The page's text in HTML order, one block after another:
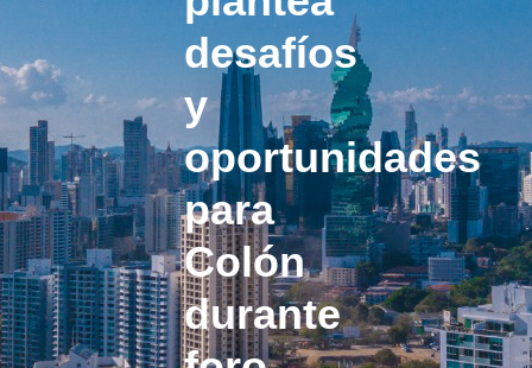
desafíos
y
oportunidades
para
Colón
durante